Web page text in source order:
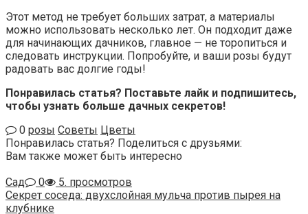
Этот метод не требует больших затрат, а материалы
можно использовать несколько лет. Он подходит даже
для начинающих дачников, главное — не торопиться и
следовать инструкции. Попробуйте, и ваши розы будут
радовать вас долгие годы!
Понравилась статья? Поставьте лайк и подпишитесь,
чтобы узнать больше дачных секретов!
0 розы Советы Цветы
Понравилась статья? Поделиться с друзьями:
Вам также может быть интересно
Сад
0
5. просмотров
Секрет соседа: двухслойная мульча против пырея на
клубнике